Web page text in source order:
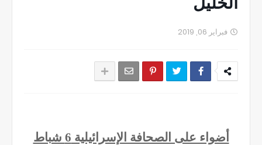
فبراير 06, 2019
أضواء على الصحافة الإسرائيلية 6 شباط